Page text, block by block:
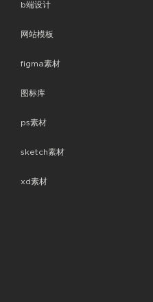
b端设计
网站模板
figma素材
图标库
ps素材
sketch素材
xd素材